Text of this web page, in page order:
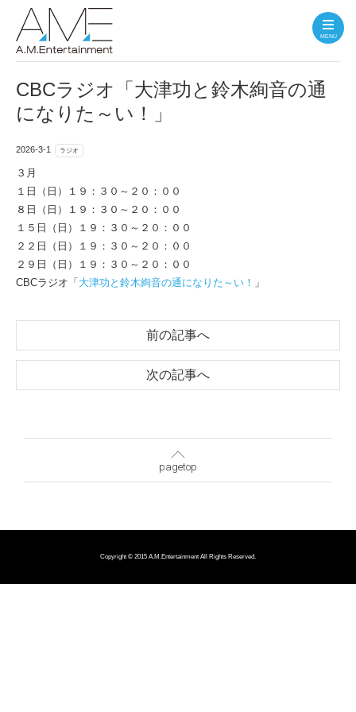
MENU
CBCラジオ「大津功と鈴木絢音の通
になりた～い！」
2026-3-1 ラジオ
３月
１日（日）１９：３０～２０：００
８日（日）１９：３０～２０：００
１５日（日）１９：３０～２０：００
２２日（日）１９：３０～２０：００
２９日（日）１９：３０～２０：００
CBCラジオ「 大津功と鈴木絢音の通になりた～い！ 」
前の記事へ
次の記事へ
pagetop
Copyright © 2015 A.M.Entertainment All Rights Reserved.